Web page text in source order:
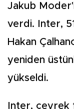
Jakub
verdi. Inter,
Hakan
yeniden
yükseldi.
Inter, çeyrek